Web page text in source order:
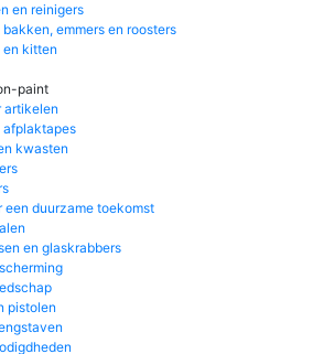
en reinigers
emmers en roosters
en kitten
paint
artikelen
kwasten
een duurzame toekomst
en glaskrabbers
pistolen